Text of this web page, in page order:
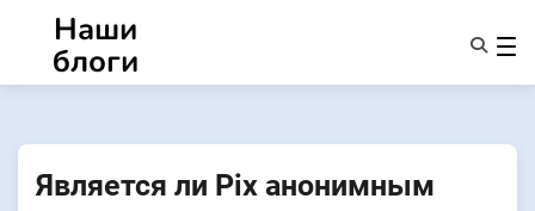
Перейти
содержанию
Наши
блоги
О Нас
Является ли Pix анонимным